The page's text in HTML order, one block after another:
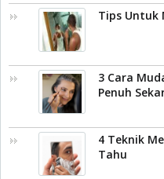
Tips Untuk
3 Cara
Penuh
4 Teknik
Tahu